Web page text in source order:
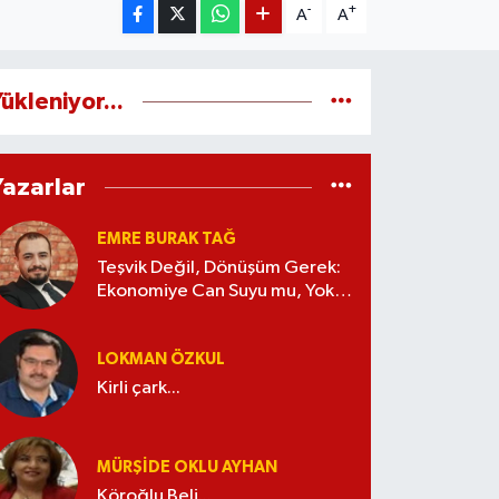
A- A+
EMRE BURAK TAĞ
Teşvik Değil, Dönüşüm Gerek:
Ekonomiye Can Suyu mu, Yoksa
LOKMAN ÖZKUL
Kirli çark...
MÜRŞIDE OKLU AYHAN